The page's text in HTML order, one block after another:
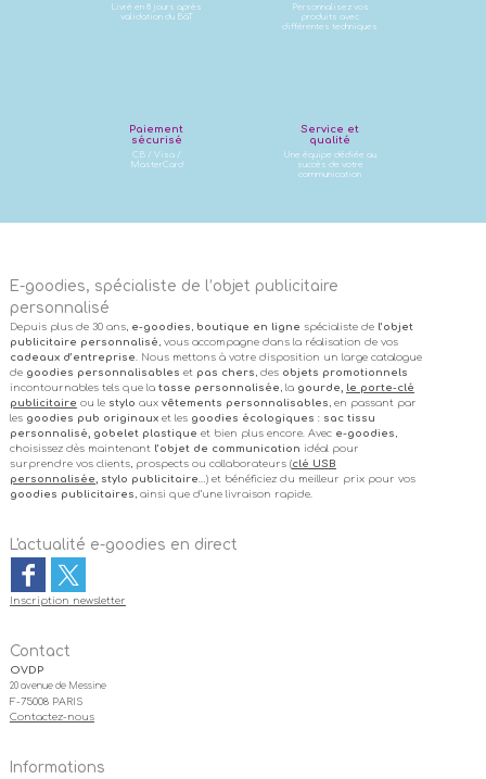
Livré en 8 jours après
validation du BàT
Personnalisez vos
produits avec
différentes techniques
Paiement
sécurisé
CB / Visa /
MasterCard
Service et
qualité
Une équipe dédiée au
succès de votre
communication
E-goodies, spécialiste de l’objet publicitaire
personnalisé
Depuis plus de 30 ans, e-goodies , boutique en ligne spécialiste de l’objet
publicitaire personnalisé , vous accompagne dans la réalisation de vos
cadeaux d’entreprise. Nous mettons à votre disposition un large catalogue
de goodies personnalisables et pas chers , des objets promotionnels
incontournables tels que la tasse personnalisée , la gourde, le porte-clé
publicitaire ou le stylo aux vêtements personnalisables , en passant par
les goodies pub originauxet les goodies écologiques : sac tissu
personnalisé, gobelet plastique et bien plus encore. Avec e-goodies ,
choisissez dès maintenant l’objet de communication idéal pour
surprendre vos clients, prospects ou collaborateurs (clé USB
personnalisée, stylo publicitaire…) et bénéficiez du meilleur prix pour vos
goodies publicitaires , ainsi que d’une livraison rapide.
L'actualité e-goodies en direct
Inscription newsletter
Contact
OVDP
20 avenue de Messine
F-75008 PARIS
Contactez-nous
Informations